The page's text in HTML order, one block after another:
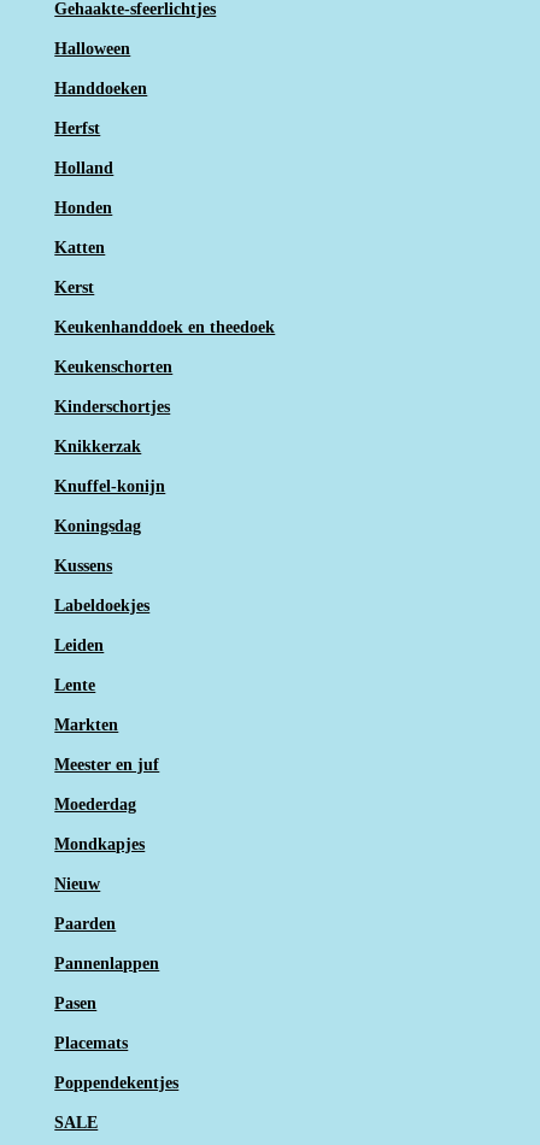
Gehaakte-sfeerlichtjes
Halloween
Handdoeken
Herfst
Holland
Honden
Katten
Kerst
Keukenhanddoek en theedoek
Keukenschorten
Kinderschortjes
Knikkerzak
Knuffel-konijn
Koningsdag
Kussens
Labeldoekjes
Leiden
Lente
Markten
Meester en juf
Moederdag
Mondkapjes
Nieuw
Paarden
Pannenlappen
Pasen
Placemats
Poppendekentjes
SALE